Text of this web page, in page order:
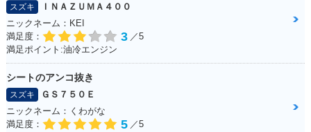
スズキ
ＩＮＡＺＵＭＡ４００
ニックネーム：KEI
満足度：
3 ／5
満足ポイント:油冷エンジン
シートのアンコ抜き
スズキ
ＧＳ７５０Ｅ
ニックネーム：くわがな
満足度：
5 ／5